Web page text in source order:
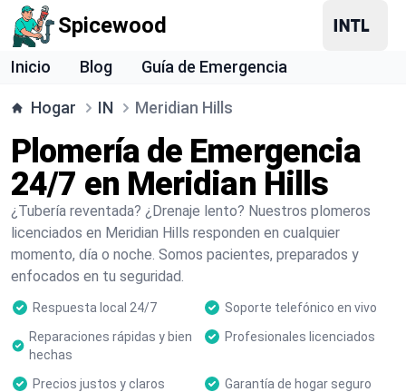
Spicewood
Inicio Blog Guía de Emergencia
Hogar IN Meridian Hills
Plomería de Emergencia
24/7 en Meridian Hills
¿Tubería reventada? ¿Drenaje lento? Nuestros plomeros
licenciados en Meridian Hills responden en cualquier
momento, día o noche. Somos pacientes, preparados y
enfocados en tu seguridad.
Respuesta local 24/7
Soporte telefónico en vivo
Reparaciones rápidas y bien
hechas
Profesionales licenciados
Precios justos y claros Garantía de hogar seguro